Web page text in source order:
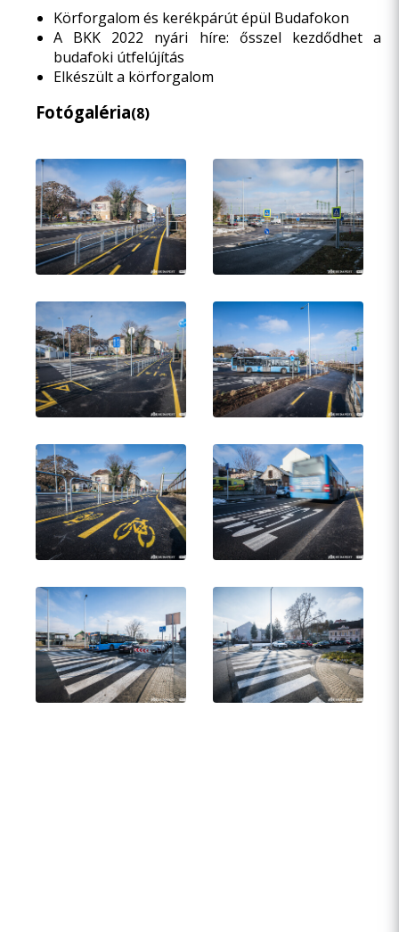
Körforgalom és kerékpárút épül Budafokon
A BKK 2022 nyári híre: ősszel kezdődhet a
budafoki útfelújítás
Elkészült a körforgalom
Fotógaléria(8)